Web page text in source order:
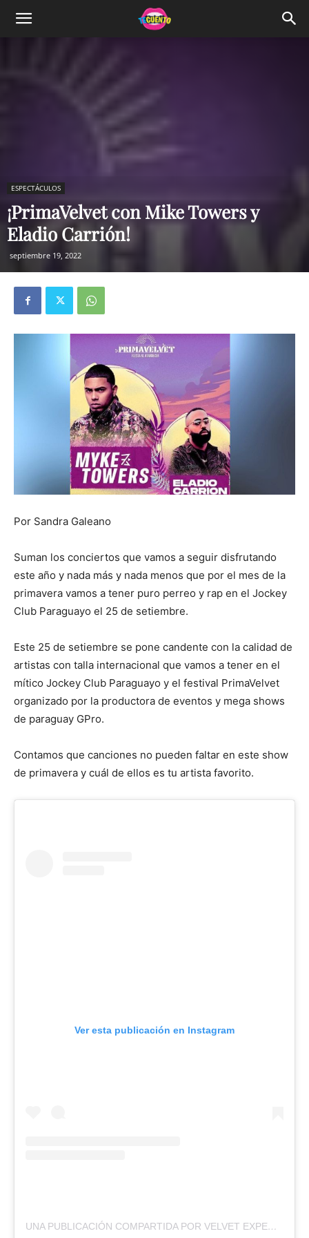
ESPECTÁCULOS
¡PrimaVelvet con Mike Towers y
Eladio Carrión!
septiembre 19, 2022
Por Sandra Galeano
Suman los conciertos que vamos a seguir disfrutando
este año y nada más y nada menos que por el mes de la
primavera vamos a tener puro perreo y rap en el Jockey
Club Paraguayo el 25 de setiembre.
Este 25 de setiembre se pone candente con la calidad de
artistas con talla internacional que vamos a tener en el
mítico Jockey Club Paraguayo y el festival PrimaVelvet
organizado por la productora de eventos y mega shows
de paraguay GPro.
Contamos que canciones no pueden faltar en este show
de primavera y cuál de ellos es tu artista favorito.
Ver esta publicación en Instagram
UNA PUBLICACIÓN COMPARTIDA POR VELVET EXPERIENCE (@VELVETASU)